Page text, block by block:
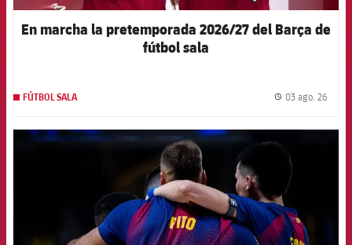
En marcha la pretemporada 2026/27 del Barça de
fútbol sala
FÚTBOL SALA 03 ago. 26
FCB Barcelona badge